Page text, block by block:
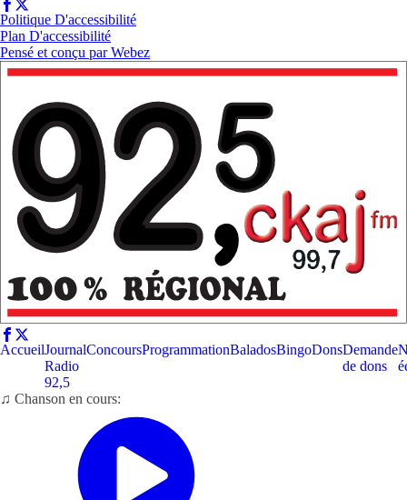
Politique D'accessibilité
Plan D'accessibilité
Pensé et conçu parWebez
AccueilJournal
Radio
92,5
ConcoursProgrammationBaladosBingoDonsDemande
de dons
♫ Chanson en cours: